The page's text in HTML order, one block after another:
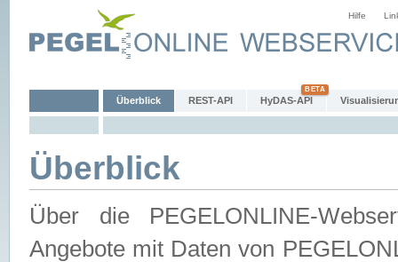
Hilfe
Überblick REST-API HyDAS-API
Überblick
Über die PEGELONLINE-
Angebote mit Daten von